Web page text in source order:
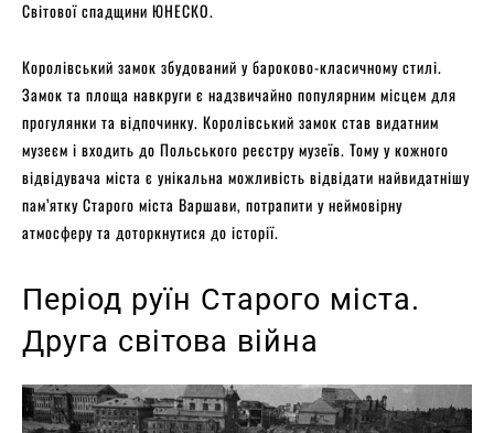
Світової спадщини ЮНЕСКО.
Королівський замок збудований у бароково-класичному стилі.
Замок та площа навкруги є надзвичайно популярним місцем для
прогулянки та відпочинку. Королівський замок став видатним
музеєм і входить до Польського реєстру музеїв. Тому у кожного
відвідувача міста є унікальна можливість відвідати найвидатнішу
пам’ятку Старого міста Варшави, потрапити у неймовірну
атмосферу та доторкнутися до історії.
Період руїн Старого міста.
Друга світова війна